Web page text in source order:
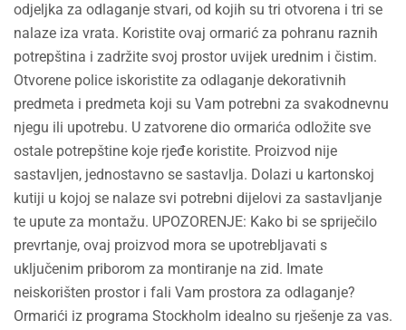
odjeljka za odlaganje stvari, od kojih su tri otvorena i tri se
nalaze iza vrata. Koristite ovaj ormarić za pohranu raznih
potrepština i zadržite svoj prostor uvijek urednim i čistim.
Otvorene police iskoristite za odlaganje dekorativnih
predmeta i predmeta koji su Vam potrebni za svakodnevnu
njegu ili upotrebu. U zatvorene dio ormarića odložite sve
ostale potrepštine koje rjeđe koristite. Proizvod nije
sastavljen, jednostavno se sastavlja. Dolazi u kartonskoj
kutiji u kojoj se nalaze svi potrebni dijelovi za sastavljanje
te upute za montažu. UPOZORENJE: Kako bi se spriječilo
prevrtanje, ovaj proizvod mora se upotrebljavati s
uključenim priborom za montiranje na zid. Imate
neiskorišten prostor i fali Vam prostora za odlaganje?
Ormarići iz programa Stockholm idealno su rješenje za vas.